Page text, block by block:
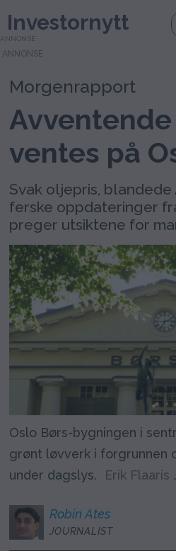
Investornytt
ANNONSE
Morgenrapport
ventes på
Svak oljepris,
ferske oppdateringer
preger utsiktene for
Oslo Børs-bygningen i
grønt løvverk i forgrunnen
under dagslys.
Erik
Robin Ates
JOURNALIST